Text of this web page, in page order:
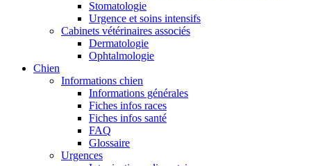
Stomatologie
Urgence et soins intensifs
Cabinets vétérinaires associés
Dermatologie
Ophtalmologie
Chien
Informations chien
Informations générales
Fiches infos races
Fiches infos santé
FAQ
Glossaire
Urgences